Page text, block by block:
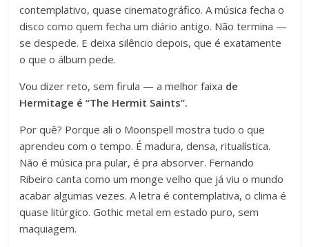
contemplativo, quase cinematográfico. A música fecha o
disco como quem fecha um diário antigo. Não termina —
se despede. E deixa silêncio depois, que é exatamente
o que o álbum pede.
Vou dizer reto, sem firula — a melhor faixa de
Hermitage é “The Hermit Saints”.
Por quê? Porque ali o Moonspell mostra tudo o que
aprendeu com o tempo. É madura, densa, ritualística.
Não é música pra pular, é pra absorver. Fernando
Ribeiro canta como um monge velho que já viu o mundo
acabar algumas vezes. A letra é contemplativa, o clima é
quase litúrgico. Gothic metal em estado puro, sem
maquiagem.